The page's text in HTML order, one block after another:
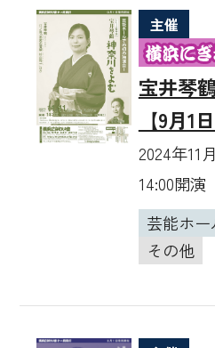
主催
宝井琴
【9月1
2024年11
14:00開演
芸能ホー
その他